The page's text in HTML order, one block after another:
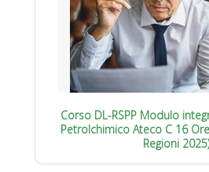
Corso DL-RSPP Modulo
Petrolchimico Ateco C 16
Regioni 2025)